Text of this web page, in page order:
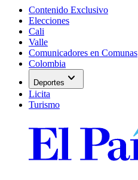
Contenido Exclusivo
Elecciones
Cali
Valle
Comunicadores en Comunas
Colombia
Deportes expand_more
Licita
Turismo